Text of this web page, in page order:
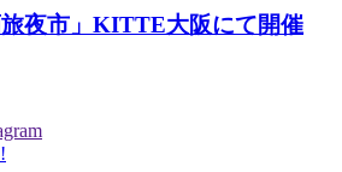
夜市」KITTE大阪にて開催